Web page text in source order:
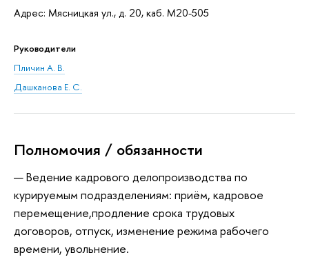
Адрес: Мясницкая ул., д. 20, каб. М20-505
Руководители
Пличин А. В.
Дашканова Е. С.
Полномочия / обязанности
Ведение кадрового делопроизводства по
курируемым подразделениям: приём, кадровое
перемещение,продление срока трудовых
договоров, отпуск, изменение режима рабочего
времени, увольнение.